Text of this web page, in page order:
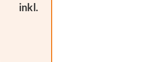
inkl.